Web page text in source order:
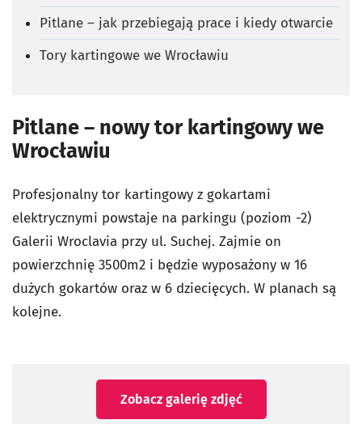
Pitlane – jak przebiegają prace i kiedy otwarcie
Tory kartingowe we Wrocławiu
Pitlane – nowy tor kartingowy we
Wrocławiu
Profesjonalny tor kartingowy z gokartami
elektrycznymi powstaje na parkingu (poziom -2)
Galerii Wroclavia przy ul. Suchej. Zajmie on
powierzchnię 3500m2 i będzie wyposażony w 16
dużych gokartów oraz w 6 dziecięcych. W planach są
kolejne.
Zobacz galerię zdjęć